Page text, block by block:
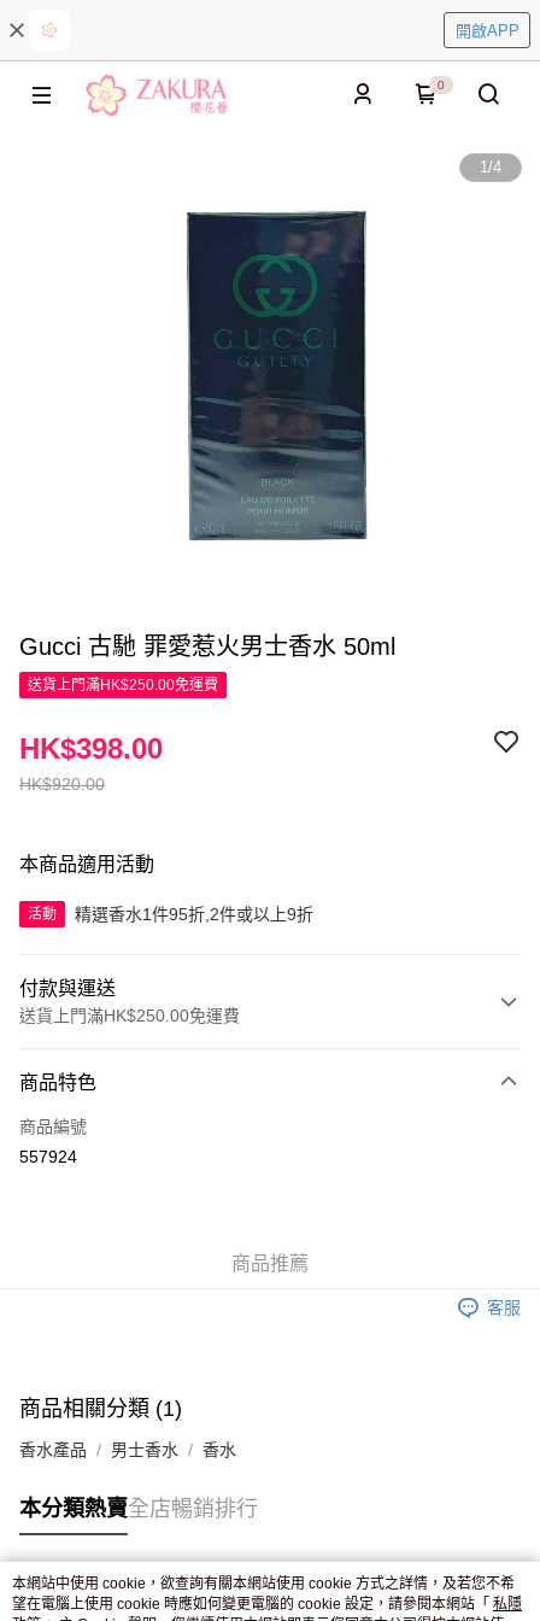
開啟APP
0
1/4
Gucci 古馳 罪愛惹火男士香水 50ml
送貨上門滿HK$250.00免運費
HK$920.00
HK$398.00
本商品適用活動
活動 精選香水1件95折,2件或以上9折
付款與運送
送貨上門滿HK$250.00免運費
信用卡
Apple Pay
付款後門市自取，訂單確認後2-4個工作天到店，7天內取。逾期後
商品特色
商品編號
557924
商品推薦
客服
商品相關分類 (1)
香水產品 男士香水 香水
本分類熱賣全店暢銷排行
熱門標籤
本網站中使用 cookie，欲查詢有關本網站使用 cookie 方式之詳情，及若您不希
望在電腦上使用 cookie 時應如何變更電腦的 cookie 設定，請參閱本網站「 私隱